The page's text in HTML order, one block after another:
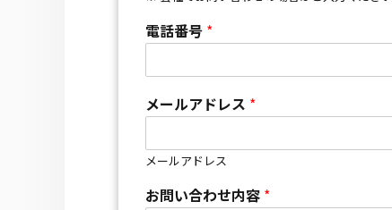
電話番号 *
メールアドレス *
メールアドレス
お問い合わせ内容 *